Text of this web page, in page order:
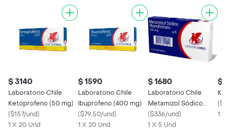
$ 3140
Laboratorio Chile
Ketoprofeno (50 mg)
($157/und)
1 X 20 Und
$ 1590
Laboratorio Chile
Ibuprofeno (400 mg)
($79.50/und)
1 X 20 Und
$ 1680
Laboratorio Chile
Metamizol Sódico
Monohidrato (250 mg)
($336/und)
1 X 5 Und
$
(
1 X